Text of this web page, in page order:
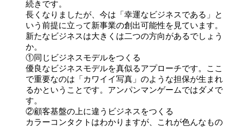
続きです。
長くなりましたが、今は「幸運なビジネスである」と
いう前提に立って新事業の創出可能性を見ています。
新たなビジネスは大きくは二つの方向があるでしょう
か。
①同じビジネスモデルをつくる
優良なビジネスモデルを真似るアプローチです。ここ
で重要なのは「カワイイ写真」のような担保が生まれ
るかということです。アンパンマンゲームではダメで
す。
②顧客基盤の上に違うビジネスをつくる
カラーコンタクトはわかりますが、これが色んなもの